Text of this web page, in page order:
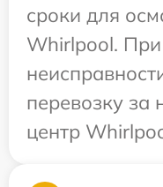
сроки для
Whirlpool. При
перевозку за
центр